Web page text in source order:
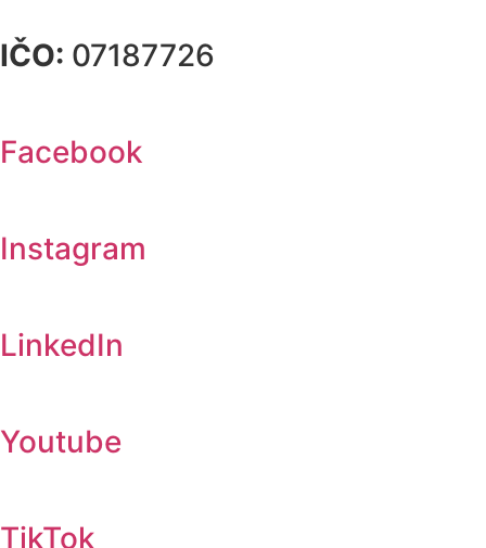
IČO: 07187726
Facebook
Instagram
LinkedIn
Youtube
TikTok